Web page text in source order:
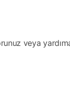
veya